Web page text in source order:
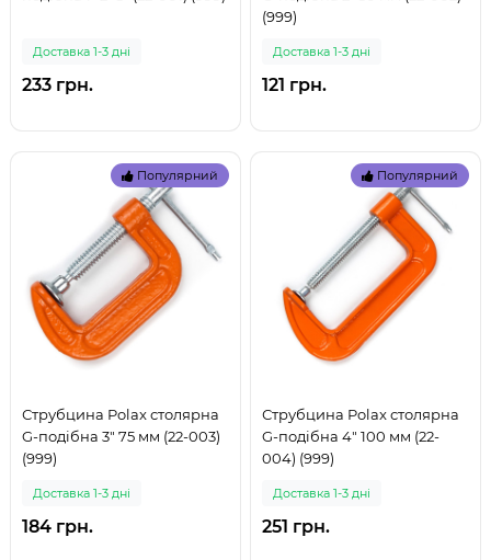
Доставка 1-3 дні
233 грн.
(999)
Доставка 1-3 дні
121 грн.
Популярний
Струбцина Polax столярна
G-подібна 3" 75 мм (22-003)
(999)
Доставка 1-3 дні
184 грн.
Популярний
Струбцина Polax столярна
G-подібна 4" 100 мм (22-
004) (999)
Доставка 1-3 дні
251 грн.